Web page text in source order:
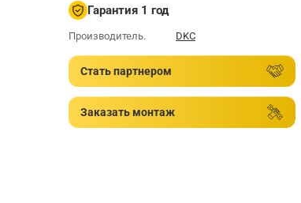
Гарантия 1 год
Производитель. DKC
Стать партнером
Заказать монтаж